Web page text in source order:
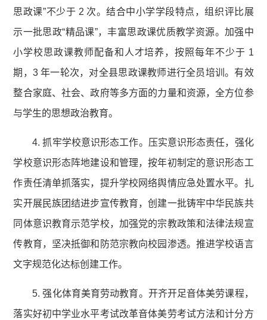
思政课”不少于 2 次。结合中小学学段特点，组织评比展
示一批思政“精品课”，丰富思政课优质教学资源。加强中
小学校思政课教师配备和人才培养，按照每年不少于 1
期，3 年一轮次，对全县思政课教师进行全员培训。有效
整合家庭、社会、政府等多方面的力量和资源，全方位参
与学生的思想政治教育。
4. 抓牢学校意识形态工作。压实意识形态责任，强化
学校意识形态阵地建设和管理，按年初制定的意识形态工
作责任清单抓落实，提升学校网络舆情应急处置水平。扎
实开展民族团结进步宣传教育，创建一批铸牢中华民族共
同体意识教育示范学校，加强党的宗教政策和法律法规宣
传教育，坚决抵御和防范宗教向校园渗透。推进学校语言
文字规范化达标创建工作。
5. 强化体育美育劳动教育。开齐开足音体美劳课程，
落实好初中学业水平考试改革音体美劳考试方法和计分方